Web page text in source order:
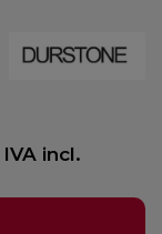
IVA incl.